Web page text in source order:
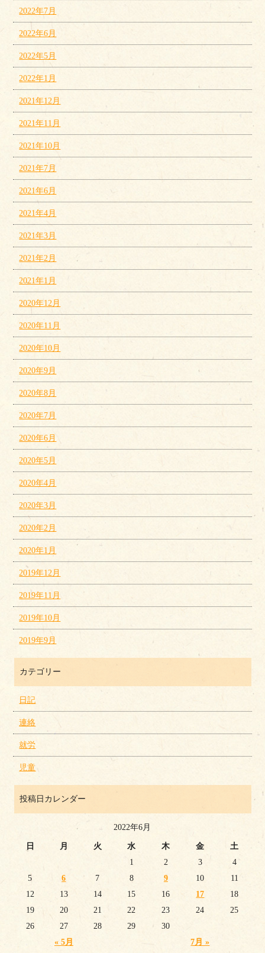
2022年7月
2022年6月
2022年5月
2022年1月
2021年12月
2021年11月
2021年10月
2021年7月
2021年6月
2021年4月
2021年3月
2021年2月
2021年1月
2020年12月
2020年11月
2020年10月
2020年9月
2020年8月
2020年7月
2020年6月
2020年5月
2020年4月
2020年3月
2020年2月
2020年1月
2019年12月
2019年11月
2019年10月
2019年9月
カテゴリー
日記
連絡
就労
児童
投稿日カレンダー
2022年6月
日 月 火 水 木 金 土
« 5月 7月 »
1 2 3
4
5
6 7 8 9 10
11
12
13 14 15 16 17
18
19
20 21 22 23 24
25
26
27 28 29 30